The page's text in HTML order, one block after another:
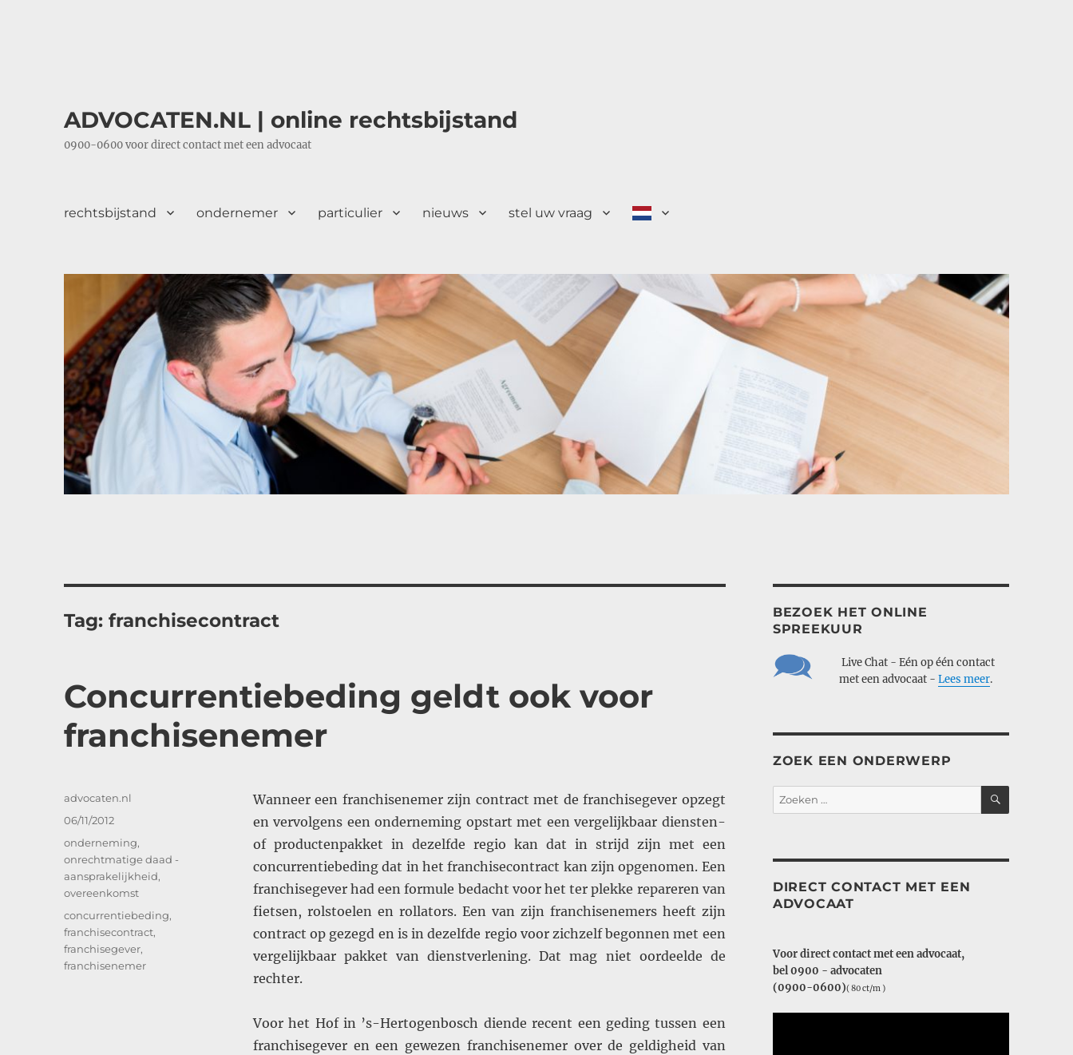
ADVOCATEN.NL | online rechtsbijstand
0900-0600 voor direct contact met een advocaat
rechtsbijstand ondernemer particulier nieuws stel uw vraag
Tag:franchisecontract
Concurrentiebeding geldt ook voor
franchisenemer
Wanneer een franchisenemer zijn contract met de franchisegever opzegt
en vervolgens een onderneming opstart met een vergelijkbaar diensten-
of productenpakket in dezelfde regio kan dat in strijd zijn met een
concurrentiebeding dat in het franchisecontract kan zijn opgenomen. Een
franchisegever had een formule bedacht voor het ter plekke repareren van
fietsen, rolstoelen en rollators. Een van zijn franchisenemers heeft zijn
contract op gezegd en is in dezelfde regio voor zichzelf begonnen met een
vergelijkbaar pakket van dienstverlening. Dat mag niet oordeelde de
rechter.
Voor het Hof in ’s-Hertogenbosch diende recent een geding tussen een
franchisegever en een gewezen franchisenemer over de geldigheid van
Auteur
advocaten.nl
Geplaatst
06/11/2012
Categorieën
onderneming,
onrechtmatige daad -
aansprakelijkheid,
overeenkomst
Tags
concurrentiebeding,
franchisecontract,
franchisegever,
franchisenemer
BEZOEK HET ONLINE
SPREEKUUR
Live Chat - Eén op één contact
met een advocaat - Lees meer.
ZOEK EEN ONDERWERP
Zoeken
naar:
ZOEKEN
DIRECT CONTACT MET EEN
ADVOCAAT
Voor direct contact met een advocaat,
bel 0900 - advocaten
(0900-0600)( 80 ct/m )